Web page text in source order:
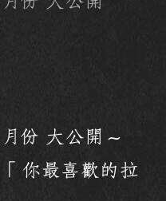
份 大公開～
你最喜歡的拉